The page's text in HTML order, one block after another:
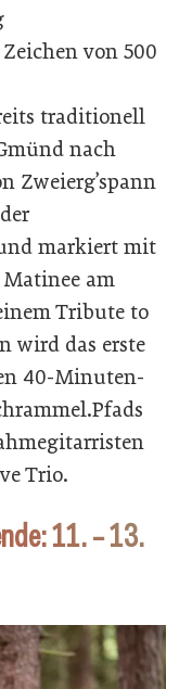
von 500
traditionell
nach
Zweierg’spann
markiert mit
am
Tribute to
wird das erste
40-Minuten-
Trio.
11. – 13.